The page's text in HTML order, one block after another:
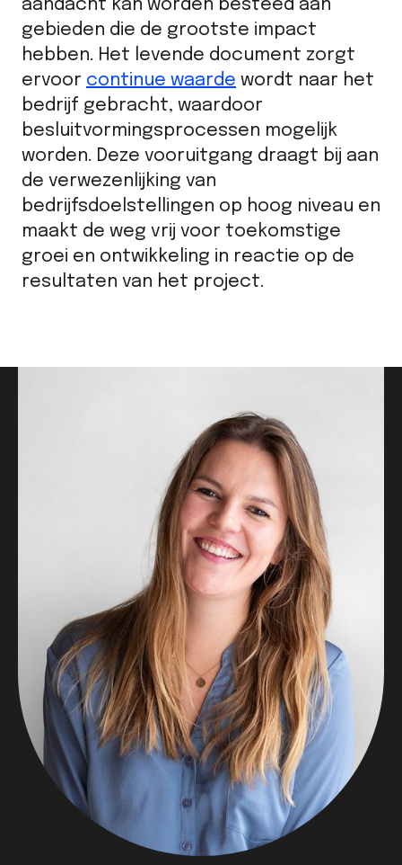
aandacht kan worden besteed aan
gebieden die de grootste impact
hebben. Het levende document zorgt
ervoor continue waarde wordt naar het
bedrijf gebracht, waardoor
besluitvormingsprocessen mogelijk
worden. Deze vooruitgang draagt bij aan
de verwezenlijking van
bedrijfsdoelstellingen op hoog niveau en
maakt de weg vrij voor toekomstige
groei en ontwikkeling in reactie op de
resultaten van het project.